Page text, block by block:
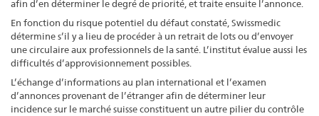
afin d’en déterminer le degré de priorité, et traite ensuite l’annonce.
En fonction du risque potentiel du défaut constaté, Swissmedic
détermine s’il y a lieu de procéder à un retrait de lots ou d’envoyer
une circulaire aux professionnels de la santé. L’institut évalue aussi les
difficultés d’approvisionnement possibles.
L’échange d’informations au plan international et l’examen
d’annonces provenant de l’étranger afin de déterminer leur
incidence sur le marché suisse constituent un autre pilier du contrôle